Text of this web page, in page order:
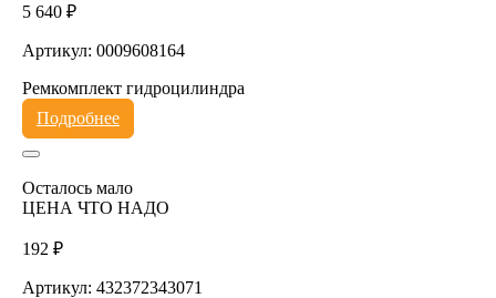
5 640 ₽
Артикул: 0009608164
Ремкомплект гидроцилиндра
Подробнее
Осталось мало
ЦЕНА ЧТО НАДО
192 ₽
Артикул: 432372343071